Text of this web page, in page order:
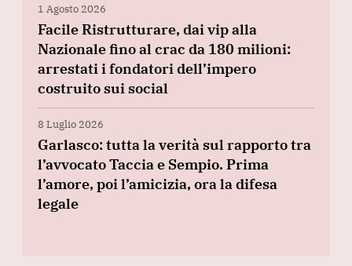
1 Agosto 2026
Facile Ristrutturare, dai vip alla
Nazionale fino al crac da 180 milioni:
arrestati i fondatori dell’impero
costruito sui social
8 Luglio 2026
Garlasco: tutta la verità sul rapporto tra
l’avvocato Taccia e Sempio. Prima
l’amore, poi l’amicizia, ora la difesa
legale